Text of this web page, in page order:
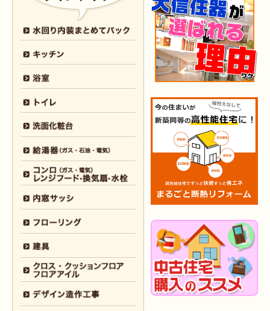
2026年3月25日
内装リフォーム （小倉北区 I様邸）
2026年3月12日
リフォーム （小倉北区 S様邸）
2026年3月12日
浴室 リフォーム
（八幡東区 N様邸）
2026年3月5日
（八幡西区 T様邸）
リフォーム （戸畑区 T様邸）
2026年3月2日
浴室リフォーム
2026年2月23日
リフォーム （小倉南区 Y様邸）
2026年2月6日
リフォーム （小倉南区 K様邸）
2026年2月5日
浴室リフォーム
（小倉南区 F様邸）
2026年1月31日
浴室 リフォーム （戸畑区 H様邸）
2026年1月31日
（小倉南区 O様邸）
2026年1月29日
内装リフォーム
（門司区 N様邸）
2026年1月26日
リフォーム （八幡西区 M様邸）
2025年12月30日
リフォーム （門司区 S様邸）
リフォーム
（小倉南区 M様邸）
2025年12月18日
全面リフォーム
（小倉南区 Y様邸）
（小倉北区 T様邸）